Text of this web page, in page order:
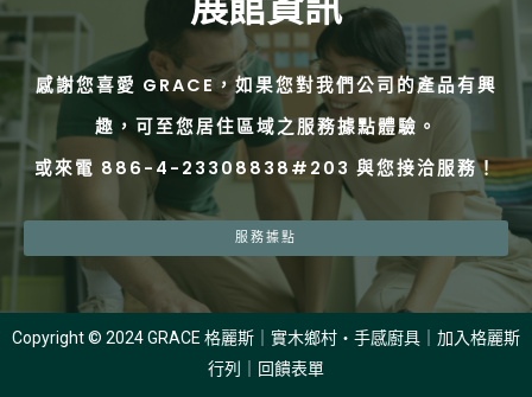
感謝您喜愛 GRACE，如果您對我們公司的產品有興
趣，可至您居住區域之服務據點體驗。
或來電 886-4-23308838#203 與您接洽服務！
服務據點
Copyright © 2024 GRACE 格麗斯｜實木鄉村・手感廚具｜ 加入格麗斯
行列
回饋表單